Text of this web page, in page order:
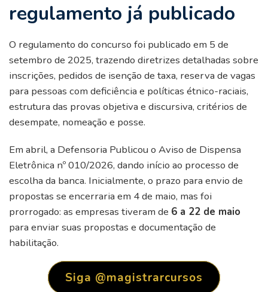
regulamento já publicado
O regulamento do concurso foi publicado em 5 de
setembro de 2025, trazendo diretrizes detalhadas sobre
inscrições, pedidos de isenção de taxa, reserva de vagas
para pessoas com deficiência e políticas étnico-raciais,
estrutura das provas objetiva e discursiva, critérios de
desempate, nomeação e posse.
Em abril, a Defensoria Publicou o Aviso de Dispensa
Eletrônica nº 010/2026, dando início ao processo de
escolha da banca. Inicialmente, o prazo para envio de
propostas se encerraria em 4 de maio, mas foi
prorrogado: as empresas tiveram de 6 a 22 de maio
para enviar suas propostas e documentação de
habilitação.
Siga @magistrarcursos